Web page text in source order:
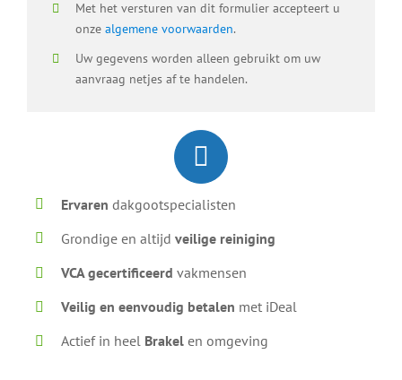
Met het versturen van dit formulier accepteert u
onze algemene voorwaarden.
Uw gegevens worden alleen gebruikt om uw
aanvraag netjes af te handelen.
Ervaren dakgootspecialisten
Grondige en altijdveilige reiniging
VCA gecertificeerdvakmensen
Veilig en eenvoudig betalen met iDeal
Actief in heel Brakel en omgeving